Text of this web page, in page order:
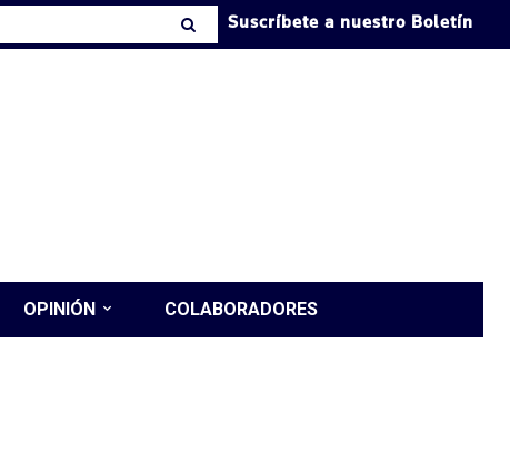
Suscríbete a nuestro Boletín
OPINIÓN COLABORADORES